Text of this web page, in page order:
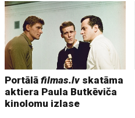
Portālāfilmas.lv skatāma
aktiera Paula Butkēviča
kinolomu izlase